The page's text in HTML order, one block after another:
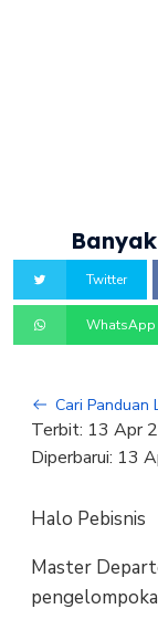
Twitter
WhatsApp
Cari Panduan
Terbit: 13 Apr
Diperbarui: 13
Halo Pebisnis
Master